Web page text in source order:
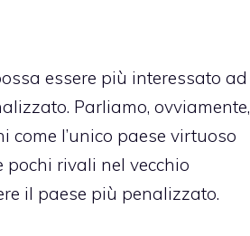
essere più interessato ad
Parliamo, ovviamente,
come l’unico paese virtuoso
pochi rivali nel vecchio
il paese più penalizzato.